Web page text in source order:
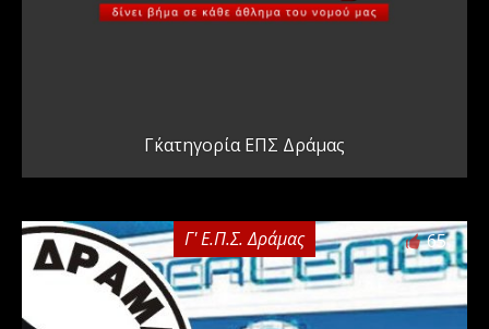
Γ΄κατηγορία ΕΠΣ Δράμας
Γ' Ε.Π.Σ. Δράμας 65